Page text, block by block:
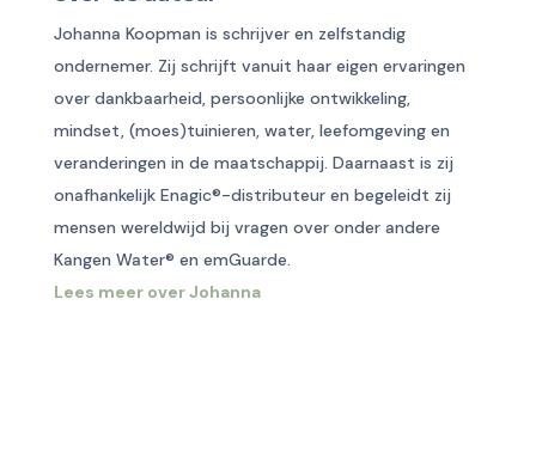
Johanna Koopman is schrijver en zelfstandig
ondernemer. Zij schrijft vanuit haar eigen ervaringen
over dankbaarheid, persoonlijke ontwikkeling,
mindset, (moes)tuinieren, water, leefomgeving en
veranderingen in de maatschappij. Daarnaast is zij
onafhankelijk Enagic®-distributeur en begeleidt zij
mensen wereldwijd bij vragen over onder andere
Kangen Water® en emGuarde.
Lees meer over Johanna